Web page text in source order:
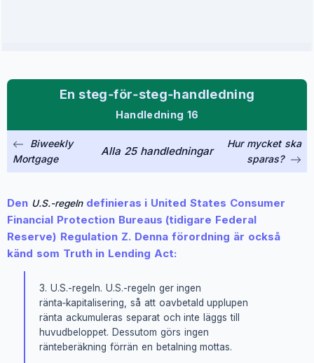
En steg‑för‑steg‑handledning
Handledning 16
Biweekly
Mortgage
Alla 25 handledningar
Hur mycket ska
sparas?
Den U.S.-regelndefinieras i United States Consumer
Financial Protection Bureaus (tidigare Federal
Reserve) Regulation Z. Denna förordning är också
känd som Truth in Lending Act:
3. U.S.-regeln. U.S.-regeln ger ingen
ränta‑kapitalisering, så att oavbetald upplupen
ränta ackumuleras separat och inte läggs till
huvudbeloppet. Dessutom görs ingen
ränteberäkning förrän en betalning mottas.